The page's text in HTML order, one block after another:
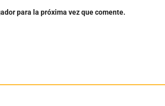
para la próxima vez que comente.